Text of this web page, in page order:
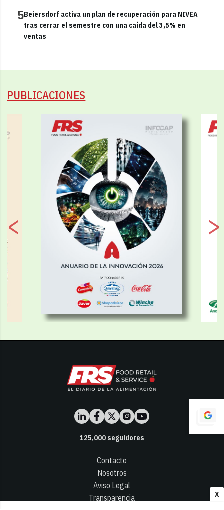
X
5Beiersdorf activa un plan de recuperación para NIVEA
tras cerrar el semestre con una caída del 3,5% en
ventas
PUBLICACIONES
125,000seguidores
Contacto
Nosotros
Aviso Legal
Transparencia